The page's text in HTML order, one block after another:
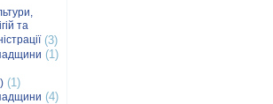
та
(3)
(1)
(1)
(4)